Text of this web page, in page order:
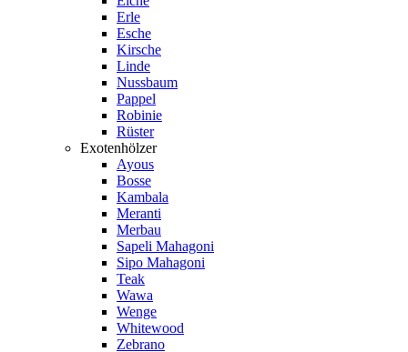
Erle
Esche
Kirsche
Linde
Nussbaum
Pappel
Robinie
Rüster
Exotenhölzer
Ayous
Bosse
Kambala
Meranti
Merbau
Sapeli Mahagoni
Sipo Mahagoni
Teak
Wawa
Wenge
Whitewood
Zebrano